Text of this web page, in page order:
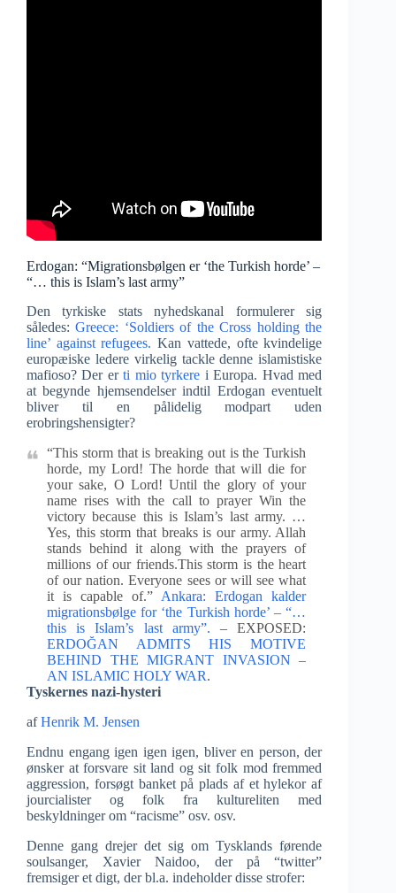
Erdogan: “Migrationsbølgen er ‘the Turkish horde’ –
“… this is Islam’s last army”
Den tyrkiske stats nyhedskanal formulerer sig
således:Greece: ‘Soldiers of the Cross holding the
line’ against refugees. Kan vattede, ofte kvindelige
europæiske ledere virkelig tackle denne islamistiske
mafioso? Der erti mio tyrkere i Europa. Hvad med
at begynde hjemsendelser indtil Erdogan eventuelt
bliver til en pålidelig modpart uden
erobringshensigter?
“This storm that is breaking out is the Turkish
horde, my Lord! The horde that will die for
your sake, O Lord! Until the glory of your
name rises with the call to prayer Win the
victory because this is Islam’s last army. …
Yes, this storm that breaks is our army. Allah
stands behind it along with the prayers of
millions of our friends.This storm is the heart
of our nation. Everyone sees or will see what
it is capable of.” Ankara: Erdogan kalder
migrationsbølge for ‘the Turkish horde’ – “…
this is Islam’s last army”. – EXPOSED:
ERDOĞAN ADMITS HIS MOTIVE
BEHIND THE MIGRANT INVASION –
AN ISLAMIC HOLY WAR.
Tyskernes nazi-hysteri
afHenrik M. Jensen
Endnu engang igen igen igen, bliver en person, der
ønsker at forsvare sit land og sit folk mod fremmed
aggression, forsøgt banket på plads af et hylekor af
jourcialister og folk fra kultureliten med
beskyldninger om “racisme” osv. osv.
Denne gang drejer det sig om Tysklands førende
soulsanger, Xavier Naidoo, der på “twitter”
fremsiger et digt, der bl.a. indeholder disse strofer: